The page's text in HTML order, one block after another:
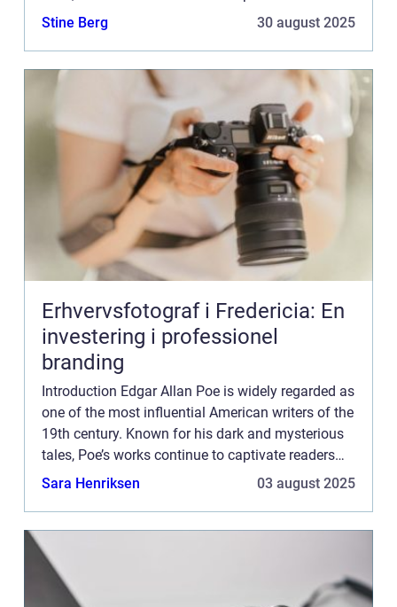
and inspire countless artists across various...
Stine Berg 30 august 2025
Erhvervsfotograf i Fredericia: En
investering i professionel
branding
Introduction Edgar Allan Poe is widely regarded as
one of the most influential American writers of the
19th century. Known for his dark and mysterious
tales, Poe’s works continue to captivate readers
and inspire countless artists across various...
Sara Henriksen 03 august 2025